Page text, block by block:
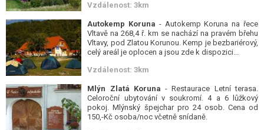
Vzdálenost: 3km
Autokemp Koruna - Autokemp Koruna na řece
Vltavě na 268,4 ř. km se nachází na pravém břehu
Vltavy, pod Zlatou Korunou. Kemp je bezbariérový,
celý areál je oplocen a jsou zde k dispozici...
Vzdálenost: 3km
Mlýn Zlatá Koruna - Restaurace Letní terasa.
Celoroční ubytování v soukromí. 4 a 6 lůžkový
pokoj. Mlýnský špejchar pro 24 osob. Cena od
150,-Kč osoba/noc včetně snídaně.